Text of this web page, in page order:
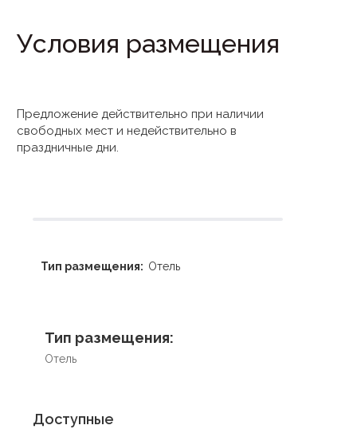
Условия размещения
Предложение действительно при наличии
свободных мест и недействительно в
праздничные дни.
Тип размещения: Отель
Тип размещения:
Отель
Доступные